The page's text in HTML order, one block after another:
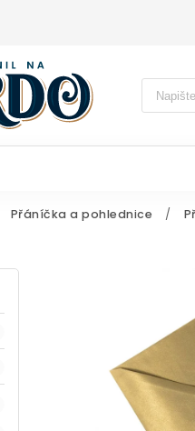
Přáníčka a pohlednice /